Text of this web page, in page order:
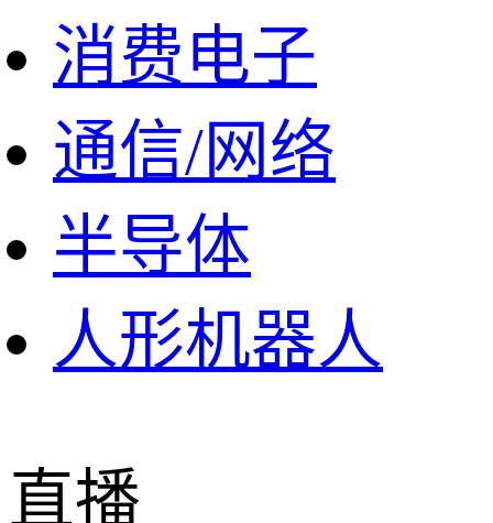
消费电子
通信/网络
半导体
人形机器人
直播